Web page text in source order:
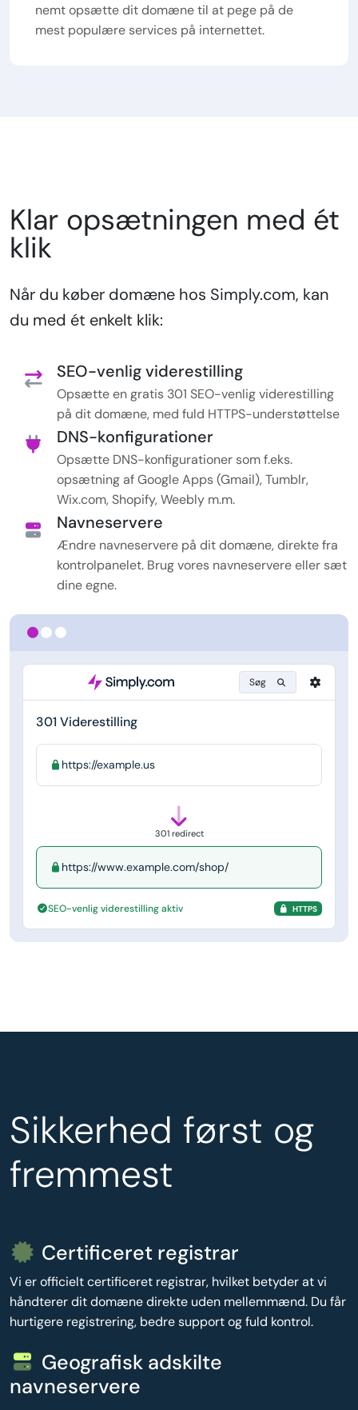
nemt opsætte dit domæne til at pege på de
mest populære services på internettet.
Søg
301 Viderestilling
https://example.us
301 redirect
https://www.example.com/shop/
SEO-venlig viderestilling aktiv HTTPS
Klar opsætningen med ét
klik
Når du køber domæne hos Simply.com, kan
du med ét enkelt klik:
SEO-venlig viderestilling
Opsætte en gratis 301 SEO-venlig viderestilling
på dit domæne, med fuld HTTPS-understøttelse
DNS-konfigurationer
Opsætte DNS-konfigurationer som f.eks.
opsætning af Google Apps (Gmail), Tumblr,
Wix.com, Shopify, Weebly m.m.
Navneservere
Ændre navneservere på dit domæne, direkte fra
kontrolpanelet. Brug vores navneservere eller sæt
dine egne.
Sikkerhed først og
fremmest
Certificeret registrar
Vi er officielt certificeret registrar, hvilket betyder at vi
håndterer dit domæne direkte uden mellemmænd. Du får
hurtigere registrering, bedre support og fuld kontrol.
Geografisk adskilte
navneservere